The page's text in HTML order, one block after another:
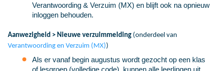
Verantwoording & Verzuim (MX) en blijft ook na opnieuw
inloggen behouden.
Aanwezigheid > Nieuwe verzuimmelding (onderdeel van
Verantwoording en Verzuim (MX))
Als er vanaf begin augustus wordt gezocht op een klas
of lesgroep (volledige code), kunnen alle leerlingen uit